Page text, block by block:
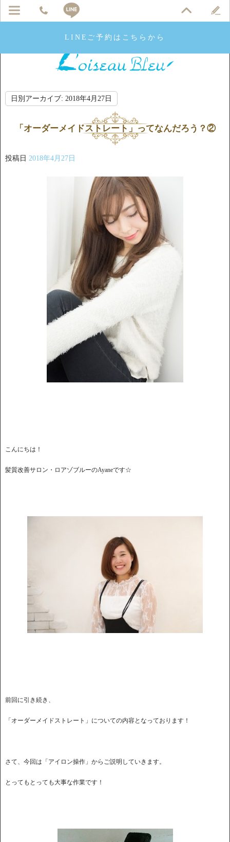
LINEご予約はこちらから
日別アーカイブ: 2018年4月27日
「オーダーメイドストレート」ってなんだろう？②
投稿日 2018年4月27日
こんにちは！
髪質改善サロン・ロアゾブルーのAyaneです☆
前回に引き続き、
「オーダーメイドストレート」についての内容となっております！
さて、今回は「アイロン操作」からご説明していきます。
とってもとっても大事な作業です！